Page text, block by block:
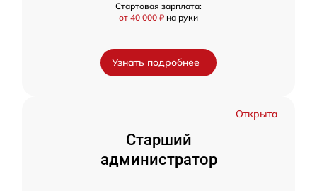
Стартовая зарплата:
от 40 000 ₽ на руки
Узнать подробнее
Открыта
Старший
администратор